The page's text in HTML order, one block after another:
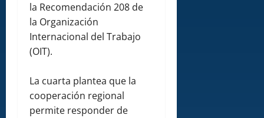
la Recomendación 208 de
la Organización
Internacional del Trabajo
(OIT).
La cuarta plantea que la
cooperación regional
permite responder de